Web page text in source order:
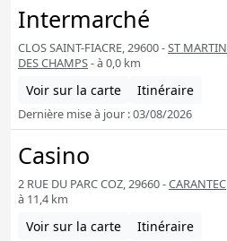
Intermarché
CLOS SAINT-FIACRE, 29600 -ST MARTIN
DES CHAMPS- à 0,0 km
Voir sur la carte Itinéraire
Dernière mise à jour : 03/08/2026
Casino
2 RUE DU PARC COZ, 29660 -CARANTEC
à 11,4 km
Voir sur la carte Itinéraire